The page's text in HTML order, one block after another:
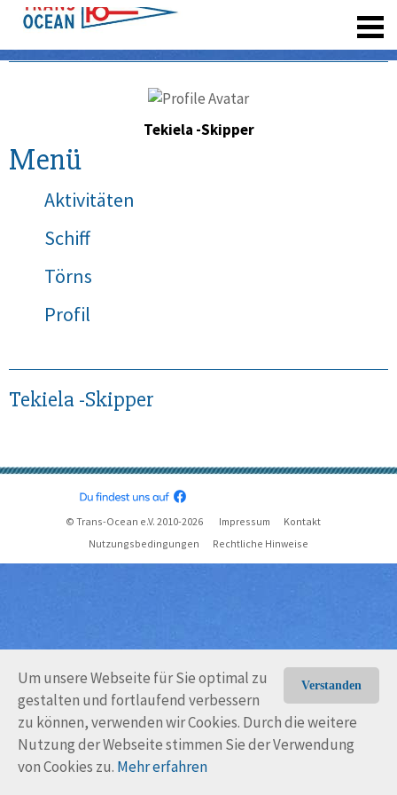
Verstanden
Um unsere Webseite für Sie optimal zu
gestalten und fortlaufend verbessern
zu können, verwenden wir Cookies. Durch die weitere
Nutzung der Webseite stimmen Sie der Verwendung
von Cookies zu. Mehr erfahren
Tekiela -Skipper
Menü
Aktivitäten
Schiff
Törns
Profil
Tekiela -Skipper
© Trans-Ocean e.V. 2010-2026 Impressum
Kontakt
Nutzungsbedingungen
Rechtliche Hinweise